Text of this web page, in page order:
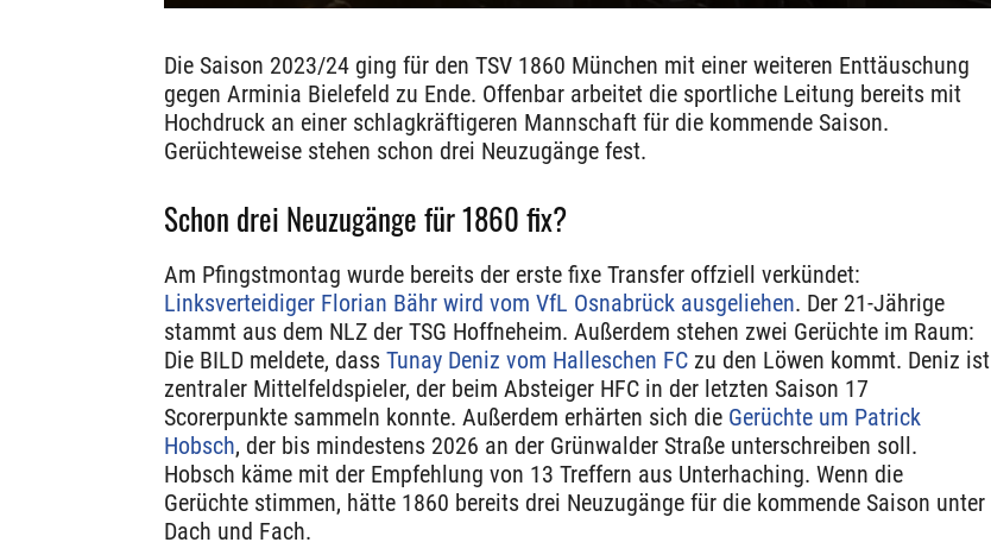
Die Saison 2023/24 ging für den TSV 1860 München mit einer weiteren Enttäuschung
gegen Arminia Bielefeld zu Ende. Offenbar arbeitet die sportliche Leitung bereits mit
Hochdruck an einer schlagkräftigeren Mannschaft für die kommende Saison.
Gerüchteweise stehen schon drei Neuzugänge fest.
Schon drei Neuzugänge für 1860 fix?
Am Pfingstmontag wurde bereits der erste fixe Transfer offziell verkündet:
Linksverteidiger Florian Bähr wird vom VfL Osnabrück ausgeliehen. Der 21-Jährige
stammt aus dem NLZ der TSG Hoffneheim. Außerdem stehen zwei Gerüchte im Raum:
Die BILD meldete, dass Tunay Deniz vom Halleschen FC zu den Löwen kommt. Deniz ist
zentraler Mittelfeldspieler, der beim Absteiger HFC in der letzten Saison 17
Scorerpunkte sammeln konnte. Außerdem erhärten sich die Gerüchte um Patrick
Hobsch, der bis mindestens 2026 an der Grünwalder Straße unterschreiben soll.
Hobsch käme mit der Empfehlung von 13 Treffern aus Unterhaching. Wenn die
Gerüchte stimmen, hätte 1860 bereits drei Neuzugänge für die kommende Saison unter
Dach und Fach.